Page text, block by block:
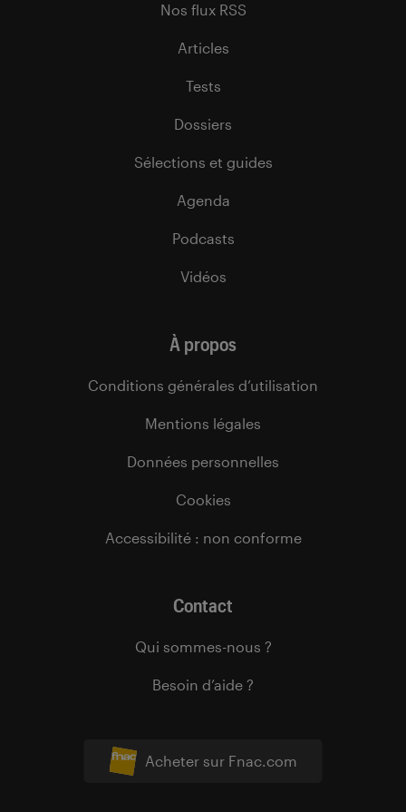
Acheter sur Fnac.com
Nos flux RSS
Articles
Tests
Dossiers
Sélections et guides
Agenda
Podcasts
Vidéos
À propos
Conditions générales d’utilisation
Mentions légales
Données personnelles
Cookies
Accessibilité : non conforme
Contact
Qui sommes-nous ?
Besoin d’aide ?